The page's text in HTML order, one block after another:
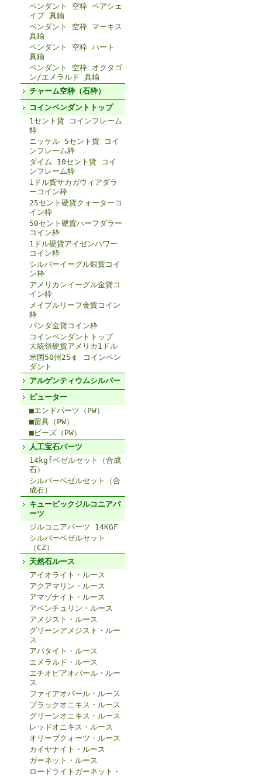
ペンダント 空枠 ペアシェ
イプ 真鍮
ペンダント 空枠 マーキス
真鍮
ペンダント 空枠 ハート
真鍮
ペンダント 空枠 オクタゴ
ン/エメラルド 真鍮
チャーム空枠（石枠）
コインペンダントトップ
1セント貨 コインフレーム
枠
ニッケル 5セント貨 コイ
ンフレーム枠
ダイム 10セント貨 コイ
ンフレーム枠
1ドル貨サカガウィアダラ
ーコイン枠
25セント硬貨クォーターコ
イン枠
50セント硬貨ハーフダラー
コイン枠
1ドル硬貨アイゼンハワー
コイン枠
シルバーイーグル銀貨コイ
ン枠
アメリカンイーグル金貨コ
イン枠
メイプルリーフ金貨コイン
枠
パンダ金貨コイン枠
コインペンダントトップ
大統領硬貨アメリカ1ドル
米国50州25￠ コインペン
ダント
アルゲンティウムシルバー
ピューター
■エンドパーツ（PW）
■留具（PW）
■ビーズ（PW）
人工宝石パーツ
14kgfベゼルセット（合成
石）
シルバーベゼルセット（合
成石）
キュービックジルコニアパ
ーツ
ジルコニアパーツ 14KGF
シルバーベゼルセット
（CZ）
天然石ルース
アイオライト・ルース
アクアマリン・ルース
アマゾナイト・ルース
アベンチュリン・ルース
アメジスト・ルース
グリーンアメジスト・ルー
ス
アパタイト・ルース
エメラルド・ルース
エチオピアオパール・ルー
ス
ファイアオパール・ルース
ブラックオニキス・ルース
グリーンオニキス・ルース
レッドオニキス・ルース
オリーブクォーツ・ルース
カイヤナイト・ルース
ガーネット・ルース
ロードライトガーネット・